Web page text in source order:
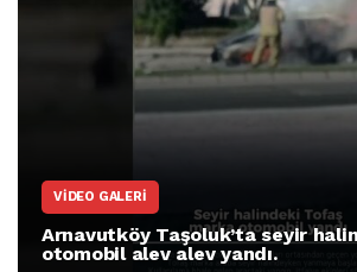
VIDEO GALERI
Arnavutköy Taşoluk’ta seyir
otomobil alev alev yandı.